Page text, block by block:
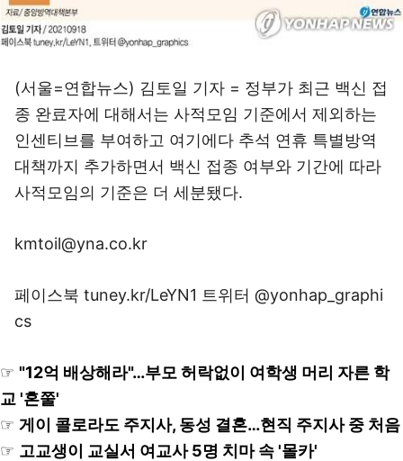
(서울=연합뉴스) 김토일 기자 = 정부가 최근 백신 접
종 완료자에 대해서는 사적모임 기준에서 제외하는
인센티브를 부여하고 여기에다 추석 연휴 특별방역
대책까지 추가하면서 백신 접종 여부와 기간에 따라
사적모임의 기준은 더 세분됐다.
kmtoil@yna.co.kr
페이스북 tuney.kr/LeYN1 트위터 @yonhap_graphi
cs
☞ "12억 배상해라"…부모 허락없이 여학생 머리 자른 학
교 '혼쭐'
☞ 게이 콜로라도 주지사, 동성 결혼…현직 주지사 중 처음
☞ 고교생이 교실서 여교사 5명 치마 속 '몰카'